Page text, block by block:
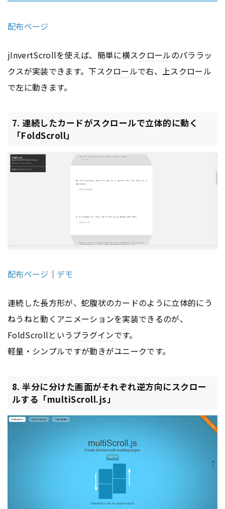
配布ページ
jInvertScrollを使えば、簡単に横スクロールのパララッ
クスが実装できます。下スクロールで右、上スクロール
で左に動きます。
7. 連続したカードがスクロールで立体的に動く
「FoldScroll」
配布ページ ｜ デモ
連続した長方形が、蛇腹状のカードのように立体的にう
ねうねと動くアニメーションを実装できるのが、
FoldScrollという プラグインです。
軽量・シンプルですが動きがユニークです。
8. 半分に分けた画面がそれぞれ逆方向にスクロー
ルする「multiScroll.js」